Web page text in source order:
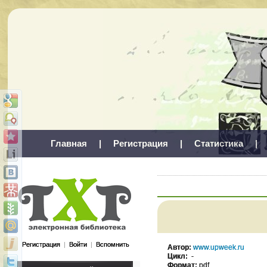
Главная | Регистрация | Статистика |
Регистрация | Войти | Вспомнить Автор: www.upweek.ru
Цикл: -
Формат: pdf